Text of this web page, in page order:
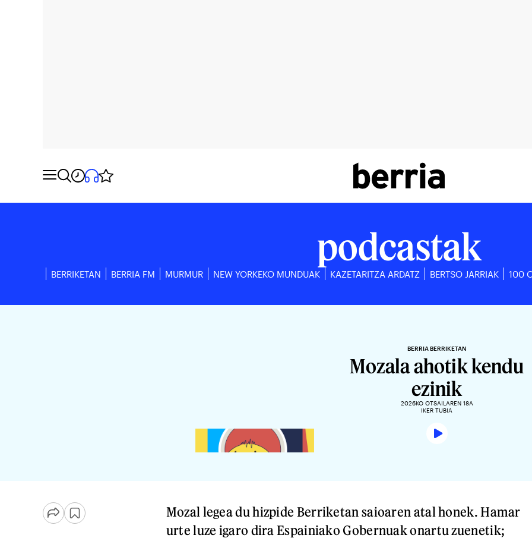
podcastak
BERRIKETAN BERRIA FM MURMUR NEW YORKEKO MUNDUAK KAZETARITZA ARDATZ BERTSO JARRIAK 100
BERRIA BERRIKETAN
Mozala ahotik kendu
ezinik
2026KO OTSAILAREN 18A
IKER TUBIA
Mozal legea du hizpide Berriketan saioaren atal honek. Hamar
urte luze igaro dira Espainiako Gobernuak onartu zuenetik;